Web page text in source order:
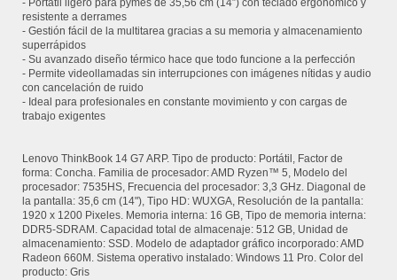
- Portátil ligero para pymes de 35,56 cm (14″) con teclado ergonómico y
resistente a derrames
- Gestión fácil de la multitarea gracias a su memoria y almacenamiento
superrápidos
- Su avanzado diseño térmico hace que todo funcione a la perfección
- Permite videollamadas sin interrupciones con imágenes nítidas y audio
con cancelación de ruido
- Ideal para profesionales en constante movimiento y con cargas de
trabajo exigentes
Lenovo ThinkBook 14 G7 ARP. Tipo de producto: Portátil, Factor de
forma: Concha. Familia de procesador: AMD Ryzen™ 5, Modelo del
procesador: 7535HS, Frecuencia del procesador: 3,3 GHz. Diagonal de
la pantalla: 35,6 cm (14"), Tipo HD: WUXGA, Resolución de la pantalla:
1920 x 1200 Pixeles. Memoria interna: 16 GB, Tipo de memoria interna:
DDR5-SDRAM. Capacidad total de almacenaje: 512 GB, Unidad de
almacenamiento: SSD. Modelo de adaptador gráfico incorporado: AMD
Radeon 660M. Sistema operativo instalado: Windows 11 Pro. Color del
producto: Gris